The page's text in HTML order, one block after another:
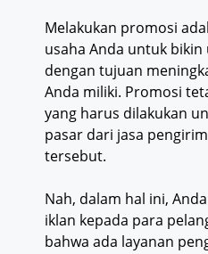
Melakukan promosi
usaha Anda untuk
dengan tujuan
Anda miliki. Promosi
yang harus dilakukan
pasar dari jasa
tersebut.
Nah, dalam hal ini,
iklan kepada para
bahwa ada layanan